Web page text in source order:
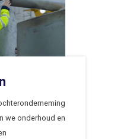
we onderhoud en